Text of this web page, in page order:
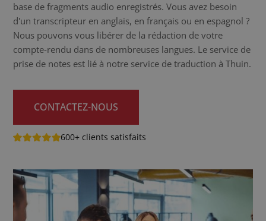
base de fragments audio enregistrés. Vous avez besoin
d'un transcripteur en anglais, en français ou en espagnol ?
Nous pouvons vous libérer de la rédaction de votre
compte-rendu dans de nombreuses langues. Le service de
prise de notes est lié à notre service de traduction à Thuin.
CONTACTEZ-NOUS
600+ clients satisfaits